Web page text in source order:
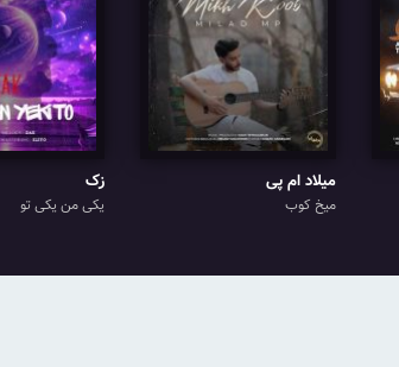
میلاد ام پی
میخ کوب
زک
یکی من یکی تو